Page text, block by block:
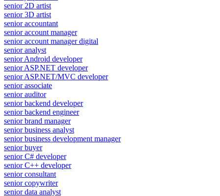
senior 2D artist
senior 3D artist
senior accountant
senior account manager
senior account manager digital
senior analyst
senior Android developer
senior ASP.NET developer
senior ASP.NET/MVC developer
senior associate
senior auditor
senior backend developer
senior backend engineer
senior brand manager
senior business analyst
senior business development manager
senior buyer
senior C# developer
senior C++ developer
senior consultant
senior copywriter
senior data analyst